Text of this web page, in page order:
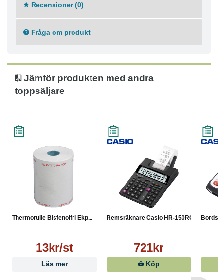
Recensioner (0)
Fråga om produkt
Jämför produkten med andra
toppsäljare
Thermorulle Bisfenolfri Ekp...
13kr/st
Läs mer
Remsräknare Casio HR-150RCE
721kr
Köp